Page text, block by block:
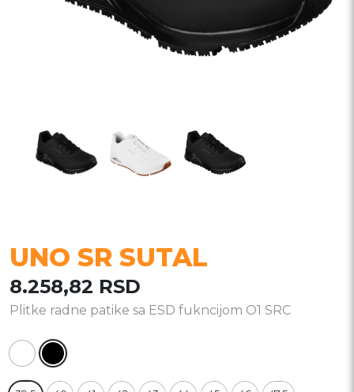
UNO SR SUTAL
8.258,82 RSD
Plitke radne patike sa ESD fukncijom O1 SRC